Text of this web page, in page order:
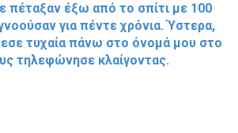
πέταξαν έξω από το σπίτι με 100
για πέντε χρόνια. Ύστερα,
τυχαία πάνω στο όνομά μου στο
τηλεφώνησε κλαίγοντας.